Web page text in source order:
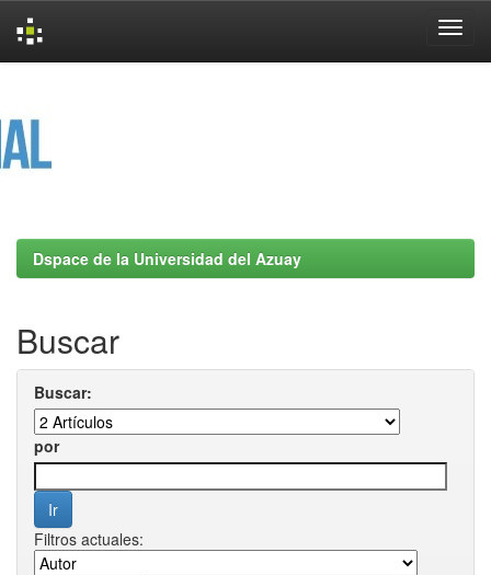
Dspace de la Universidad del Azuay
Buscar
Buscar:
por
Filtros actuales: